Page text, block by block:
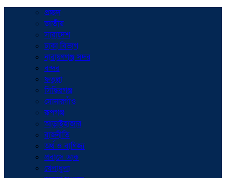
প্রচ্ছদ
জাতীয়
সারাদেশ
ঢাকা বিভাগ
নারায়ণগঞ্জ সদর
বন্দর
ফতুল্লা
সিদ্ধিরগঞ্জ
সোনারগাঁও
রূপগঞ্জ
আড়াইহাজার
রাজনীতি
অর্থ ও বাণিজ্য
প্রবাসে ডাক
খেলাধুলা